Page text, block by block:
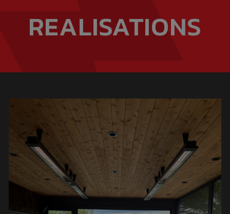
REALISATIONS